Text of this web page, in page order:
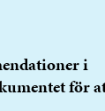
i
för